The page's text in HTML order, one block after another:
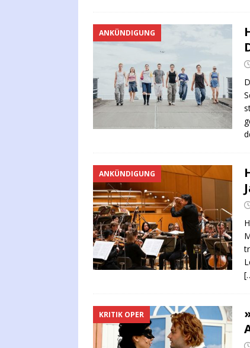
ANKÜNDIGUNG
ANKÜNDIGUNG
KRITIK OPER